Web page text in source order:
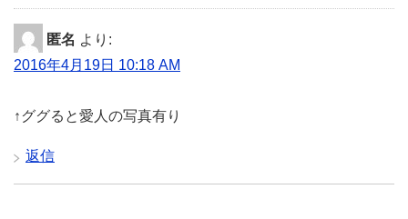
匿名 より:
2016年4月19日 10:18 AM
↑ググると愛人の写真有り
返信